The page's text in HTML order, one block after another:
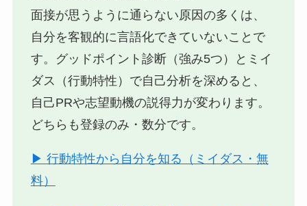
面接が思うように通らない原因の多くは、
自分を客観的に言語化できていないことで
す。グッドポイント診断（強み5つ）とミイ
ダス（行動特性）で自己分析を深めると、
自己PRや志望動機の説得力が変わります。
どちらも登録のみ・数分です。
▶ 行動特性から自分を知る（ミイダス・無
料）